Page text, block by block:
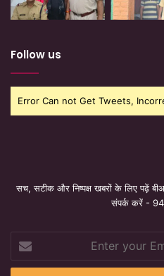
Follow us
Error Can not Get Tweets,
सच, सटीक और निष्पक्ष खबरों के लिए पढ़ें
संपर्क करें -
your
Email